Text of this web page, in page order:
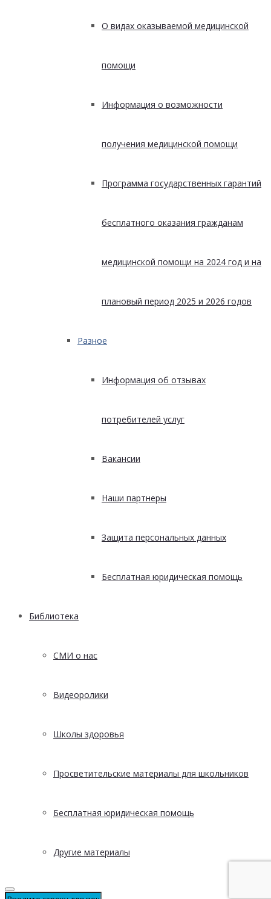
О видах оказываемой медицинской
помощи
Информация о возможности
получения медицинской помощи
Программа государственных гарантий
бесплатного оказания гражданам
медицинской помощи на 2024 год и на
плановый период 2025 и 2026 годов
Разное
Информация об отзывах
потребителей услуг
Вакансии
Наши партнеры
Защита персональных данных
Бесплатная юридическая помощь
Библиотека
СМИ о нас
Видеоролики
Школы здоровья
Просветительские материалы для школьников
Бесплатная юридическая помощь
Другие материалы